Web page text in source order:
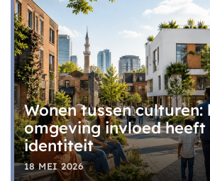
Wonen tussen culturen:
omgeving invloed heeft
identiteit
18 MEI 2026